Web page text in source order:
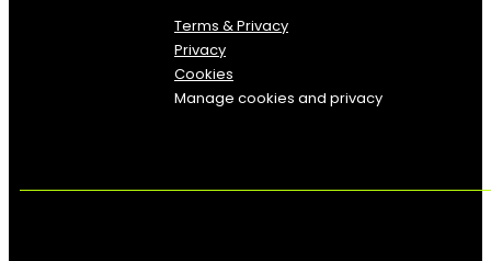
Terms & Privacy
Privacy
Cookies
Manage cookies and privacy